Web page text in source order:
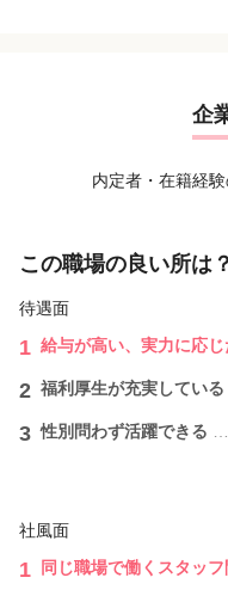
根といった、日本屈指のリゾ
・残業ほぼ無し（自分の時間
・制服あり
・交通費規定支給
・社会保険完備
・産休・育休制度あり（ライ
必要な学費は会社が補助し
必ずスタッフさんの状況
また、全国に店舗があり
Q.土日祝に休みを取ること
る限り優先的に考慮いたし
パートは可能です。
A.店舗⽬標制なので個⼈ノ
Q.お客様からの指名はあり
企
内定者・在籍経
この職場の良い所は？
待遇面
1 給与が⾼い、実力に応
2 福利厚生が充実している
3 性別問わず活躍できる
社風面
1 同じ職場で働くスタッ